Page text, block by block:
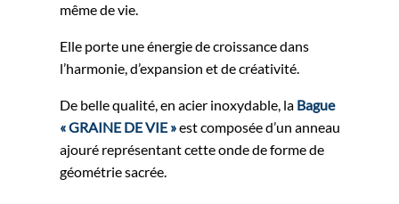
même de vie.
Elle porte une énergie de croissance dans
l’harmonie, d’expansion et de créativité.
De belle qualité, en acier inoxydable, la Bague
« GRAINE DE VIE »est composée d’un anneau
ajouré représentant cette onde de forme de
géométrie sacrée.